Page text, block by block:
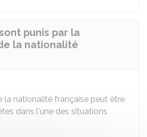
punis par la
la nationalité
la nationalité française peut être
dans l'une des situations